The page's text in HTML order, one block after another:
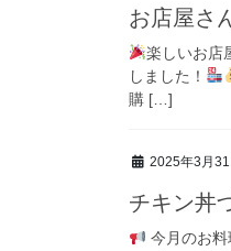
お店屋さ
楽しいお店
しました！
購 […]
2025年3月31
チキン丼
今月のお料